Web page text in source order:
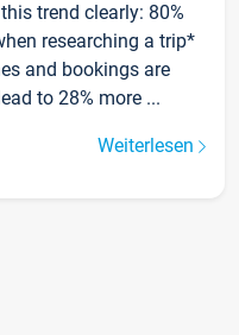
trend clearly: 80%
researching a trip*
and bookings are
to 28% more ...
Weiterlesen